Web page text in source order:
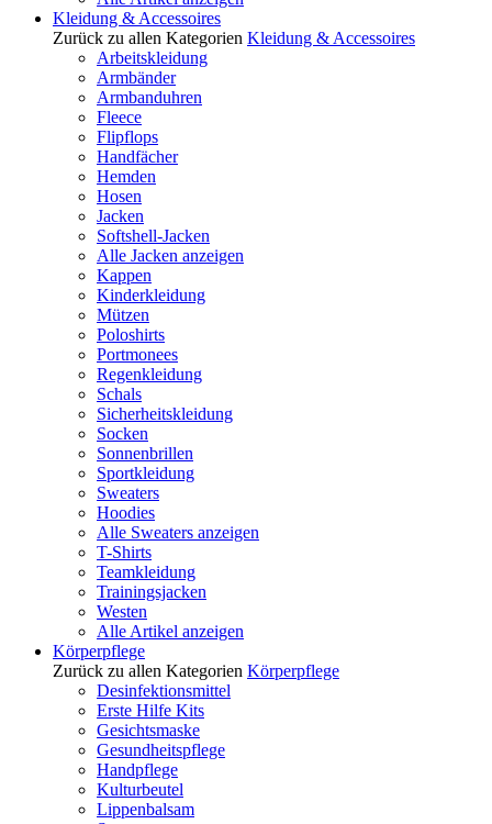
Kleidung & Accessoires
Zurück zu allen Kategorien Kleidung & Accessoires
Arbeitskleidung
Armbänder
Armbanduhren
Fleece
Flipflops
Handfächer
Hemden
Hosen
Jacken
Softshell-Jacken
Alle Jacken anzeigen
Kappen
Kinderkleidung
Mützen
Poloshirts
Portmonees
Regenkleidung
Schals
Sicherheitskleidung
Socken
Sonnenbrillen
Sportkleidung
Sweaters
Hoodies
Alle Sweaters anzeigen
T-Shirts
Teamkleidung
Trainingsjacken
Westen
Alle Artikel anzeigen
Körperpflege
Zurück zu allen Kategorien Körperpflege
Desinfektionsmittel
Erste Hilfe Kits
Gesichtsmaske
Gesundheitspflege
Handpflege
Kulturbeutel
Lippenbalsam